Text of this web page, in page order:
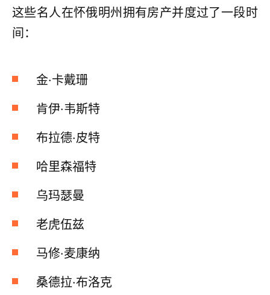
这些名人在怀俄明州拥有房产并度过了一段时
间：
金·卡戴珊
肯伊·韦斯特
布拉德·皮特
哈里森福特
乌玛瑟曼
老虎伍兹
马修·麦康纳
桑德拉·布洛克